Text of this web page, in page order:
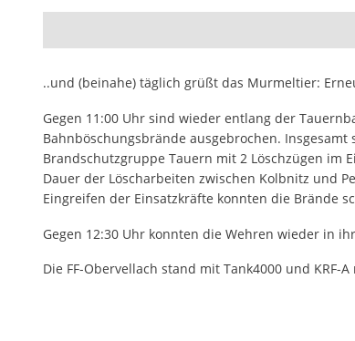
..und (beinahe) täglich grüßt das Murmeltier:
Gegen 11:00 Uhr sind wieder entlang der
Bahnböschungsbrände ausgebrochen.
Brandschutzgruppe Tauern mit 2 Löschzügen im
Dauer der Löscharbeiten zwischen Kolbnitz und
Eingreifen der Einsatzkräfte konnten die Brände
Gegen 12:30 Uhr konnten die Wehren wieder in
Die FF-Obervellach stand mit Tank4000 und KRF-